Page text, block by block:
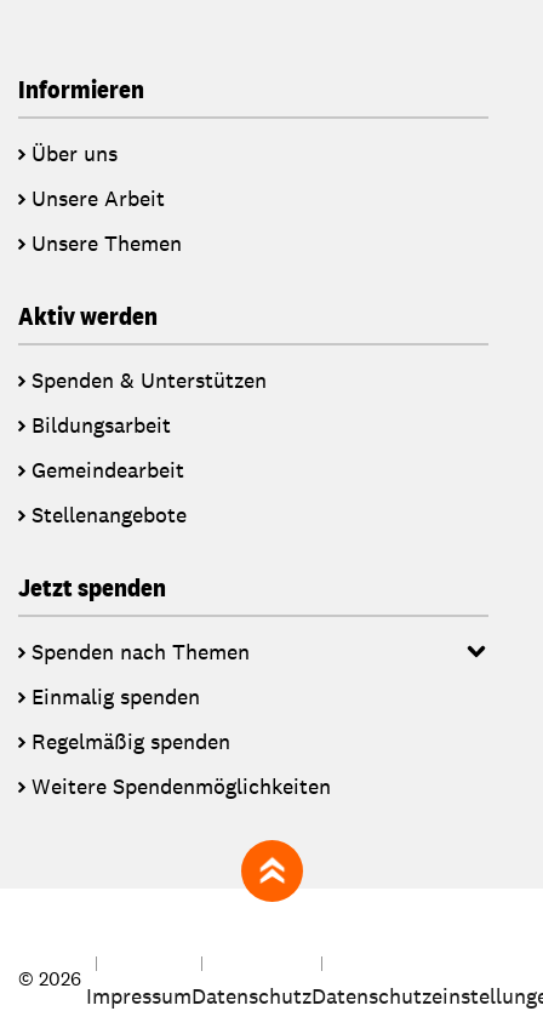
Informieren
Über uns
Unsere Arbeit
Unsere Themen
Aktiv werden
Spenden & Unterstützen
Bildungsarbeit
Gemeindearbeit
Stellenangebote
Jetzt spenden
Spenden nach Themen
Einmalig spenden
Regelmäßig spenden
Weitere Spendenmöglichkeiten
zum Seitenanfang
© 2026
ImpressumDatenschutz